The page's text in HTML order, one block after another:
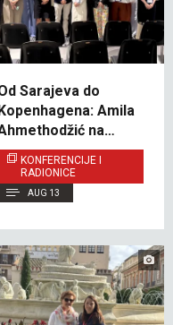
Sarajeva do
Amila
na
svjetskoj
konferenciji iz oblasti
KONFERENCIJE I
RADIONICE
AUG 13